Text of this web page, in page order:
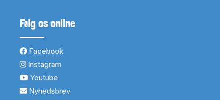
Følg os online
Facebook
Instagram
Youtube
Nyhedsbrev